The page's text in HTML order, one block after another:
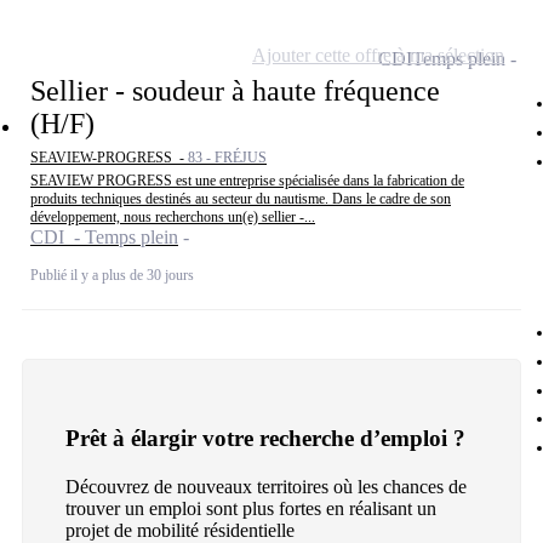
Sellier - soudeur à haute fréquence
(H/F)
SEAVIEW-PROGRESS - 83 - FRÉJUS
SEAVIEW PROGRESS est une entreprise spécialisée dans la fabrication de
produits techniques destinés au secteur du nautisme. Dans le cadre de son
développement, nous recherchons un(e) sellier -...
CDI - Temps plein
Publié il y a plus de 30 jours
CDITemps plein
Ajouter cette offre à ma sélection
Prêt à élargir votre recherche d’emploi ?
Découvrez de nouveaux territoires où les chances de
trouver un emploi sont plus fortes en réalisant un
projet de mobilité résidentielle